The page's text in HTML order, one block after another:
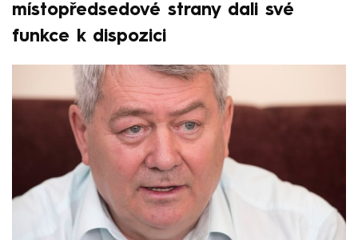
místopředsedové strany dali své
funkce k dispozici